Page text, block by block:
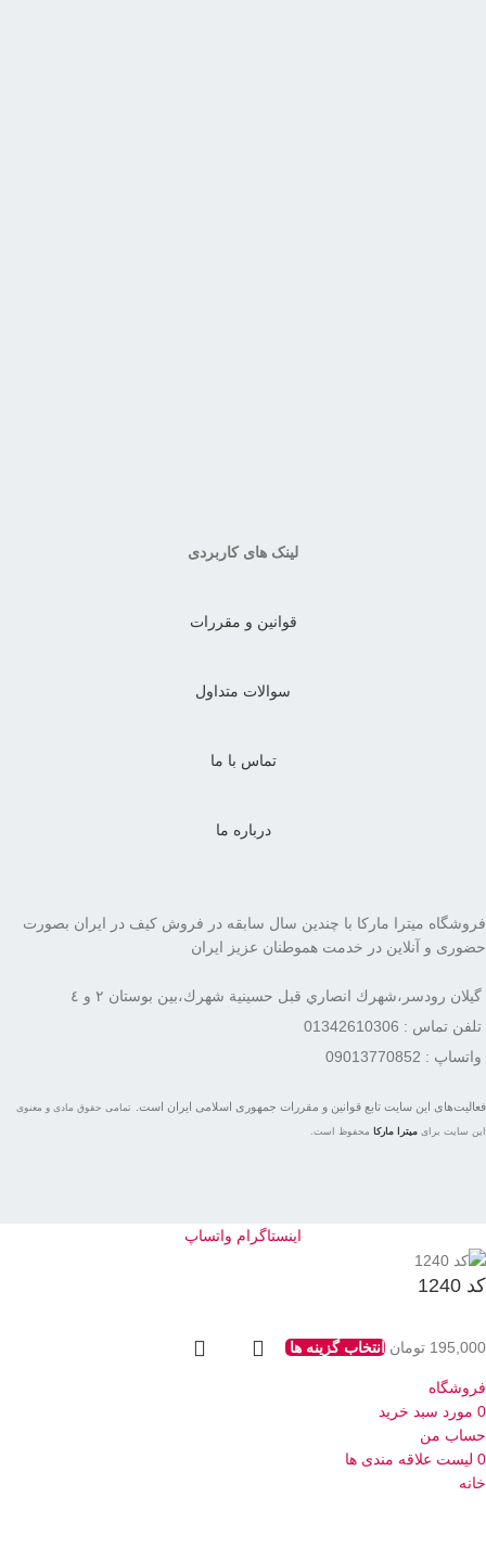
لینک های کاربردی
قوانین و مقررات
سوالات متداول
تماس با ما
درباره ما
فروشگاه میترا مارکا با چندین سال سابقه در فروش کیف در ایران بصورت
حضوری و آنلاین در خدمت هموطنان عزیز ایران
گيلان رودسر،شهرك انصاري قبل حسينية شهرك،بين بوستان ٢ و ٤
تلفن تماس : 01342610306
واتساپ : 09013770852
فعاليت‌های اين سايت تابع قوانين و مقررات جمهوری اسلامی ايران است. تمامی حقوق مادی و معنوی
این سایت برای میترا مارکا محفوظ است.
اینستاگرام واتساپ
کد 1240
195,000 تومان انتخاب گزینه ها
فروشگاه
0 مورد سبد خرید
حساب من
0 لیست علاقه مندی ها
خانه